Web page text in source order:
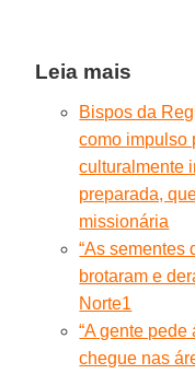
Leia mais
Bispos da
como impulso
culturalmente
preparada,
missionária
“As sementes
brotaram e
Norte1
“A gente
chegue nas